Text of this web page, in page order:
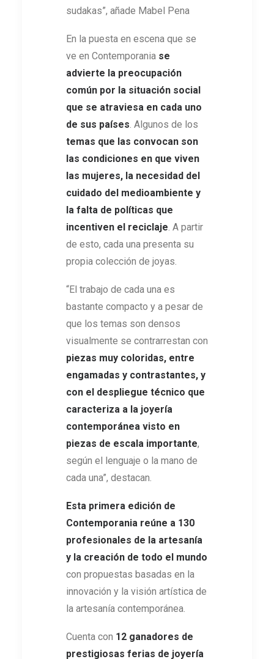
sudakas”, añade Mabel Pena
En la puesta en escena que se
ve en Contemporania se
advierte la preocupación
común por la situación social
que se atraviesa en cada uno
de sus países. Algunos de los
temas que las convocan son
las condiciones en que viven
las mujeres, la necesidad del
cuidado del medioambiente y
la falta de políticas que
incentiven el reciclaje. A partir
de esto, cada una presenta su
propia colección de joyas.
“El trabajo de cada una es
bastante compacto y a pesar de
que los temas son densos
visualmente se contrarrestan con
piezas muy coloridas, entre
engamadas y contrastantes, y
con el despliegue técnico que
caracteriza a la joyería
contemporánea visto en
piezas de escala importante,
según el lenguaje o la mano de
cada una”, destacan.
Esta primera edición de
Contemporania reúne a 130
profesionales de la artesanía
y la creación de todo el mundo
con propuestas basadas en la
innovación y la visión artística de
la artesanía contemporánea.
Cuenta con 12 ganadores de
prestigiosas ferias de joyería